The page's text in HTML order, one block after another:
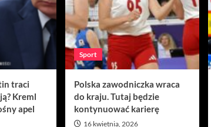
traci
Kreml
apel
Sport
Polska zawodniczka wraca
do kraju. Tutaj będzie
kontynuować karierę
16 kwietnia, 2026